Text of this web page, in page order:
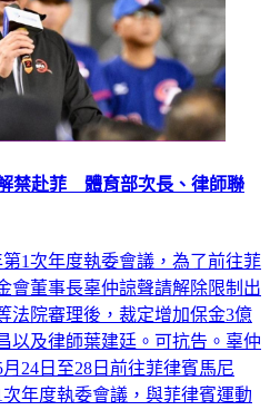
禁赴菲 體育部次長、律師聯
1次年度執委會議，為了前往菲
會董事長辜仲諒聲請解除限制出
法院審理後，裁定增加保金3億
以及律師葉建廷。可抗告。辜仲
24日至28日前往菲律賓馬尼
年度執委會議，與菲律賓運動